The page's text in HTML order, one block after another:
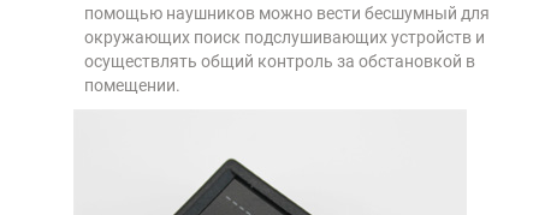
помощью наушников можно вести бесшумный для
окружающих поиск подслушивающих устройств и
осуществлять общий контроль за обстановкой в
помещении.